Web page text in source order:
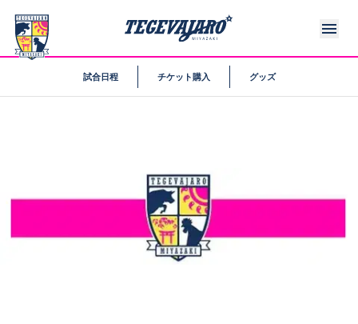
試合日程 チケット購入 グッズ